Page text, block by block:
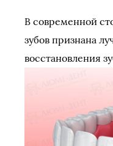
В современной
зубов признана
восстановления